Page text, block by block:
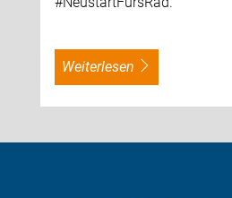
weiterlesen